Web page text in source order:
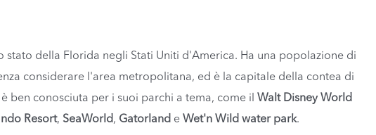
stato della Florida negli Stati Uniti d'America. Ha una popolazione di
considerare l'area metropolitana, ed è la capitale della contea di
è ben conosciuta per i suoi parchi a tema, come il Walt Disney World
Resort, SeaWorld, Gatorland e Wet'n Wild water park.